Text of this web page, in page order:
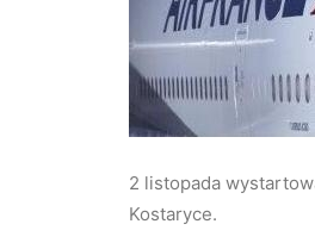
2 listopada
Kostaryce.